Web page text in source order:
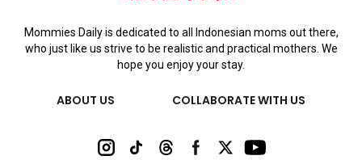
Mommies Daily is dedicated to all Indonesian moms out there,
who just like us strive to be realistic and practical mothers. We
hope you enjoy your stay.
ABOUT US COLLABORATE WITH US